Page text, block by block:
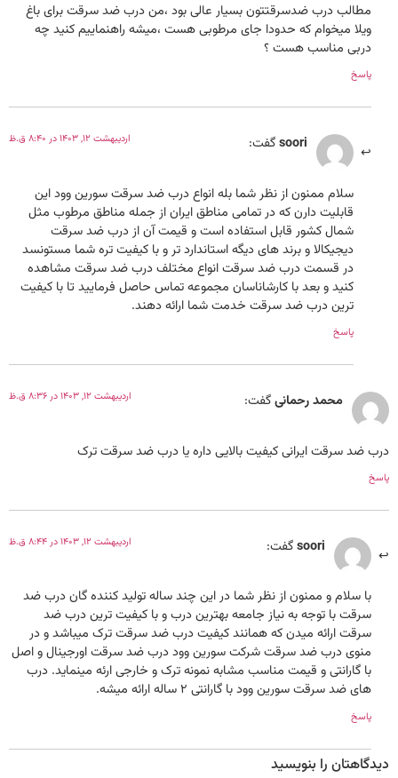
مطالب درب ضدسرقتتون بسیار عالی بود ،من درب ضد سرقت برای باغ
ویلا میخوام که حدودا جای مرطوبی هست ،میشه راهنماییم کنید چه
دربی مناسب هست ؟
پاسخ
sooriگفت: اردیبهشت 12, 1403 در 8:40 ق.ظ
سلام ممنون از نظر شما بله انواع درب ضد سرقت سورین وود این
قابلیت دارن که در تمامی مناطق ایران از جمله مناطق مرطوب مثل
شمال کشور قابل استفاده است و قیمت آن از درب ضد سرقت
دیجیکالا و برند های دیگه استاندارد تر و با کیفیت تره شما مستونسد
در قسمت درب ضد سرقت انواع مختلف درب ضد سرقت مشاهده
کنید و بعد با کارشاناسان مجموعه تماس حاصل فرمایید تا با کیفیت
ترین درب ضد سرقت خدمت شما ارائه دهند.
پاسخ
محمد رحمانیگفت: اردیبهشت 12, 1403 در 8:36 ق.ظ
درب ضد سرقت ایرانی کیفیت بالایی داره یا درب ضد سرقت ترک
پاسخ
sooriگفت: اردیبهشت 12, 1403 در 8:44 ق.ظ
با سلام و ممنون از نظر شما در این چند ساله تولید کننده گان درب ضد
سرقت با توجه به نیاز جامعه بهترین درب و با کیفیت ترین درب ضد
سرقت ارائه میدن که همانند کیفیت درب ضد سرقت ترک میباشد و در
منوی درب ضد سرقت شرکت سورین وود درب ضد سرقت اورجینال و اصل
با گارانتی و قیمت مناسب مشابه نمونه ترک و خارجی ارئه مینماید. درب
های ضد سرقت سورین وود با گارانتی 2 ساله ارائه میشه.
پاسخ
دیدگاهتان را بنویسید